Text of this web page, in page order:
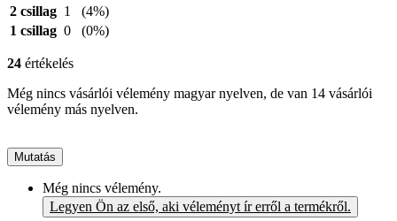
2 csillag 1
(4%)
1 csillag 0 (0%)
24 értékelés
Még nincs vásárlói vélemény magyar nyelven, de van 14 vásárlói
vélemény más nyelven.
Mutatás
Még nincs vélemény.
Legyen Ön az első, aki véleményt ír erről a termékről.